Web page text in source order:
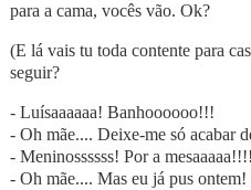
para a cama, vocês vão. Ok?
(E lá vais tu toda contente para
seguir?
- Luísaaaaaa! Banhoooooo!!!
- Oh mãe.... Deixe-me só acabar
- Meninossssss! Por a
- Oh mãe.... Mas eu já pus